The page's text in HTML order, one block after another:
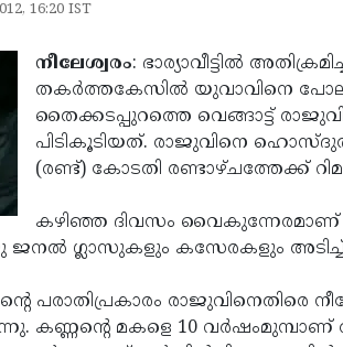
16:20 IST
നീലേശ്വരം: ഭാര്യാവീട്ടില്‍
തകര്‍ത്തകേസില്‍ യുവാവിനെ
തൈക്കടപ്പുറത്തെ വെങ്ങാട്ട്
പിടികൂടിയത്. രാജുവിനെ
(രണ്ട്) കോടതി രണ്ടാഴ്ചത്തേക്ക്
കഴിഞ്ഞ ദിവസം വൈകുന്നേരമാണ്
ജനല്‍ ഗ്ലാസുകളും കസേരകളും
പരാതിപ്രകാരം രാജുവിനെതിരെ
കണ്ണന്റെ മകളെ 10 വര്‍ഷംമുമ്പാണ്